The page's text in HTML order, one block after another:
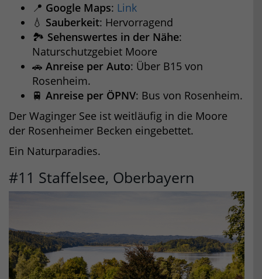
📍 Google Maps: Link
💧 Sauberkeit: Hervorragend
🏞️ Sehenswertes in der Nähe:
Naturschutzgebiet Moore
🚗 Anreise per Auto: Über B15 von
Rosenheim.
🚆 Anreise per ÖPNV: Bus von Rosenheim.
Der Waginger See ist weitläufig in die Moore
der Rosenheimer Becken eingebettet.
Ein Naturparadies.
#11 Staffelsee, Oberbayern